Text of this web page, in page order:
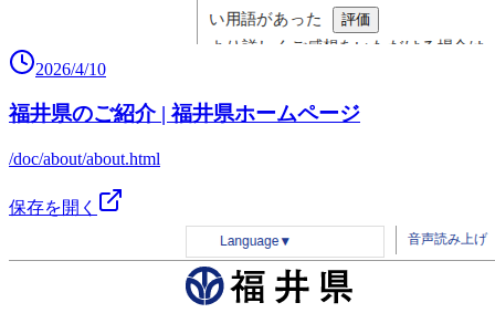
2026/4/10
福井県のご紹介 | 福井県ホームページ
/doc/about/about.html
保存を開く